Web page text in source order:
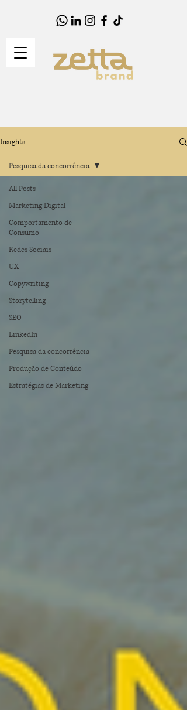
Insights
All Posts
Marketing Digital
Comportamento de
Consumo
Redes Sociais
UX
Copywriting
Storytelling
SEO
LinkedIn
Pesquisa da concorrência
Produção de Conteúdo
Estratégias de Marketing
Pesquisa da concorrência